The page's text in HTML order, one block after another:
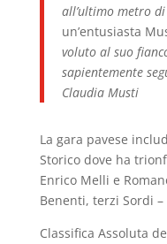
all’ultimo metro
un’entusiasta
voluto al suo
sapientemente
Claudia Musti
La gara pavese
Storico dove ha
Enrico Melli e
Benenti, terzi Sordi
Classifica Assoluta